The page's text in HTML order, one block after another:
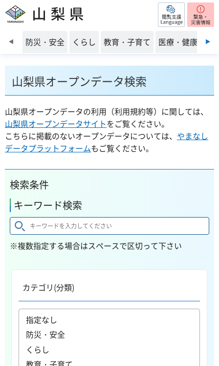
山梨県 閲覧支援
前のスライドを表示
防災・安全 くらし 教育・子育て 医療・健康・福
山梨県オープンデータ検索
山梨県オープンデータの利用（利用規約等）に関しては、
山梨県オープンデータサイトをご覧ください。
こちらに掲載のないオープンデータについては、 やまなし
データプラットフォームもご覧ください。
検索条件
キーワード検索
※複数指定する場合はスペースで区切って下さい
カテゴリ(分類)